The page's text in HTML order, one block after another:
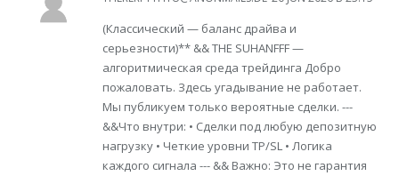
(Классический — баланс драйва и
серьезности)** && THE SUHANFFF —
алгоритмическая среда трейдинга Добро
пожаловать. Здесь угадывание не работает.
Мы публикуем только вероятные сделки. ---
&&Что внутри: • Сделки под любую депозитную
нагрузку • Четкие уровни TP/SL • Логика
каждого сигнала --- && Важно: Это не гарантия